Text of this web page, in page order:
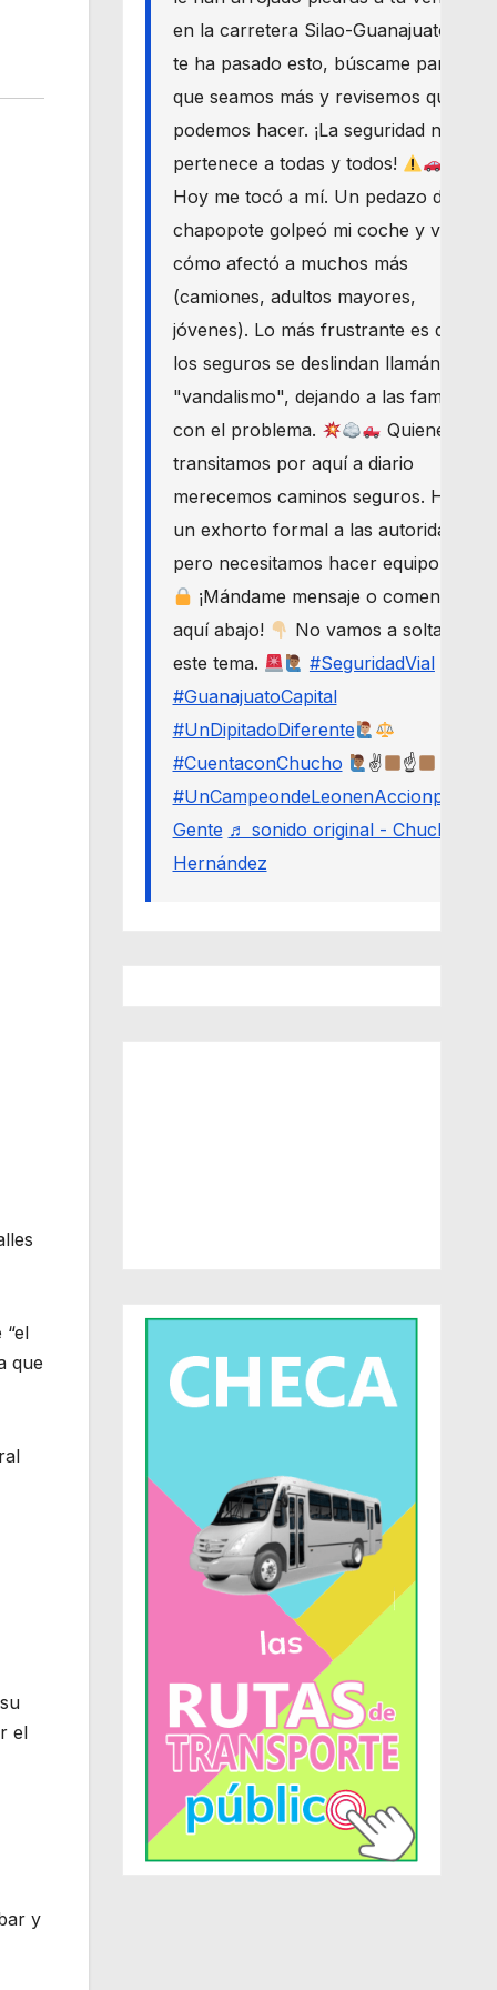
que
el
y
en la carretera Silao-Guanajuato? Si
te ha pasado esto, búscame para
que seamos más y revisemos qué
podemos hacer. ¡La seguridad nos
pertenece a todas y todos!
Hoy me tocó a mí. Un pedazo de
chapopote golpeó mi coche y vi
cómo afectó a muchos más
(camiones, adultos mayores,
jóvenes). Lo más frustrante es que
los seguros se deslindan llamándolo
"vandalismo", dejando a las familias
con el problema.
Quienes
transitamos por aquí a diario
merecemos caminos seguros. Haré
un exhorto formal a las autoridades,
pero necesitamos hacer equipo.
¡Mándame mensaje o comenta
aquí abajo!
No vamos a soltar
este tema.
#SeguridadVial
#GuanajuatoCapital
#UnDipitadoDiferente
#CuentaconChucho
✌
☝
#UnCampeondeLeonenAccionporLa
Gente ♬ sonido original - Chucho
Hernández